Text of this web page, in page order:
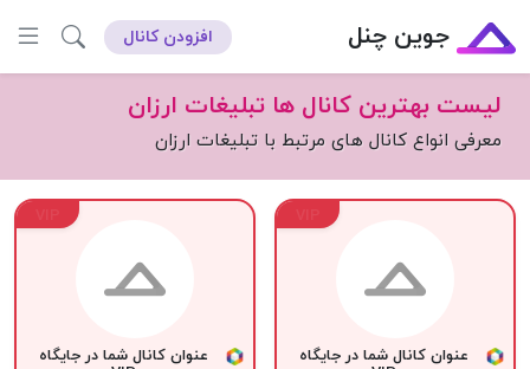
جوین چنل افزودن کانال
لیست بهترین کانال ها تبلیغات ارزان
معرفی انواع کانال های مرتبط با تبلیغات ارزان
عنوان کانال شما در جایگاه
عنوان کانال شما در جایگاه